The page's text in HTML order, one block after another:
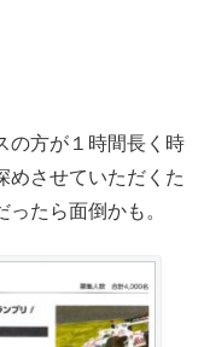
の方が１時間長く時
めさせていただくた
たら面倒かも。